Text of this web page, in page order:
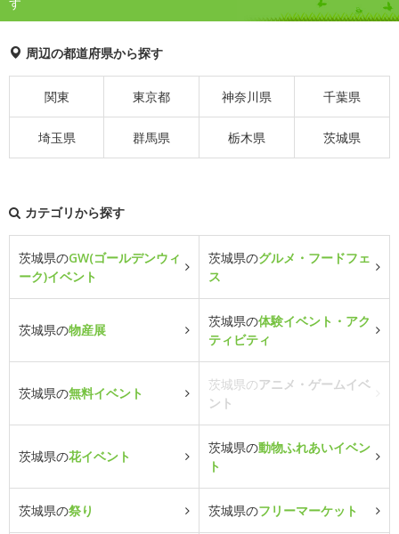
周辺の都道府県から探す
関東 東京都 神奈川県 千葉県
埼玉県 群馬県 栃木県 茨城県
カテゴリから探す
茨城県のGW(ゴールデンウィ
ーク)イベント
茨城県のグルメ・フードフェ
ス
茨城県の物産展
茨城県の体験イベント・アク
ティビティ
茨城県の無料イベント
茨城県のアニメ・ゲームイベ
ント
茨城県の花イベント
茨城県の動物ふれあいイベン
ト
茨城県の祭り 茨城県のフリーマーケット